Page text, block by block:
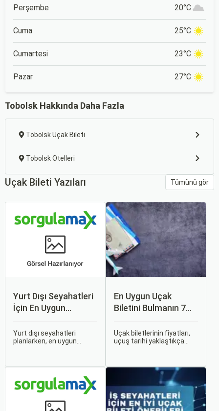
Perşembe 20°C
Cuma 25°C
Cumartesi 23°C
Pazar 27°C
Tobolsk Hakkında Daha Fazla
Tobolsk Uçak Bileti
Tobolsk Otelleri
Uçak Bileti Yazıları Tümünü gör
Yurt Dışı Seyahatleri
İçin En Uygun
Yurt dışı seyahatleri
planlarken, en uygun
geçirmenizi sağlar. Bu
yazıda, mevsimsel
günlerini ve Sorgulamax.
En Uygun Uçak
Biletini Bulmanın 7
Uçak biletlerinin fiyatları,
uçuş tarihi yaklaştıkça
tasarruf etmenin en etkili
yollarından biridir.